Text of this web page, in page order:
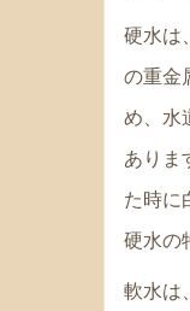
硬水は
の重金
め、水
ありま
た時に
硬水の
軟水は